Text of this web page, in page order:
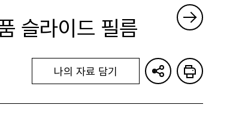
슬라이드 필름
나의 자료 담기